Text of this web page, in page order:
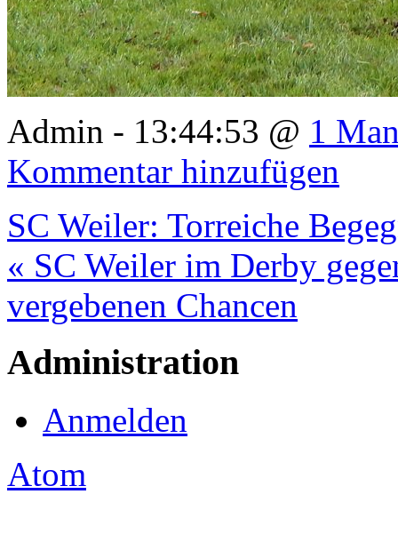
Admin - 13:44:53 @ 1
Kommentar hinzufügen
SC Weiler: Torreiche
« SC Weiler im Derby
vergebenen Chancen
Administration
Anmelden
Atom